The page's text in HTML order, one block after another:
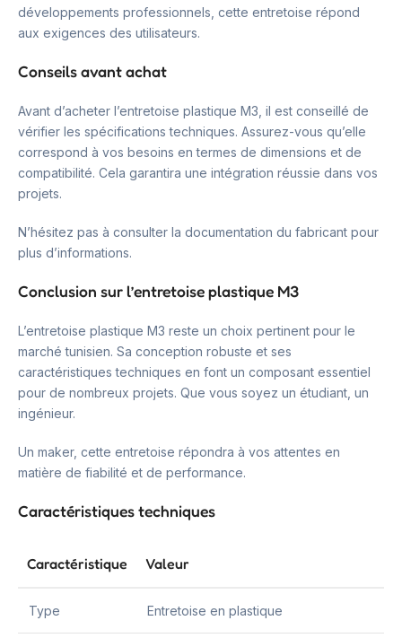
développements professionnels, cette entretoise répond
aux exigences des utilisateurs.
Conseils avant achat
Avant d’acheter l’entretoise plastique M3, il est conseillé de
vérifier les spécifications techniques. Assurez-vous qu’elle
correspond à vos besoins en termes de dimensions et de
compatibilité. Cela garantira une intégration réussie dans vos
projets.
N’hésitez pas à consulter la documentation du fabricant pour
plus d’informations.
Conclusion sur l’entretoise plastique M3
L’entretoise plastique M3 reste un choix pertinent pour le
marché tunisien. Sa conception robuste et ses
caractéristiques techniques en font un composant essentiel
pour de nombreux projets. Que vous soyez un étudiant, un
ingénieur.
Un maker, cette entretoise répondra à vos attentes en
matière de fiabilité et de performance.
Caractéristiques techniques
Caractéristique Valeur
Type Entretoise en plastique